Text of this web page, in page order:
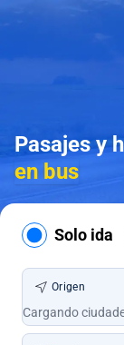
Pasajes y
en bus
Solo ida
Origen